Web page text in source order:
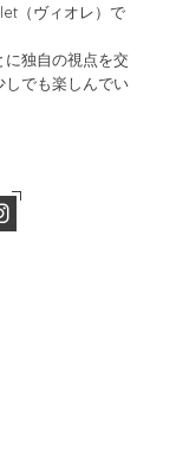
（ヴィオレ）で
に独自の視点を交
しでも楽しんでい